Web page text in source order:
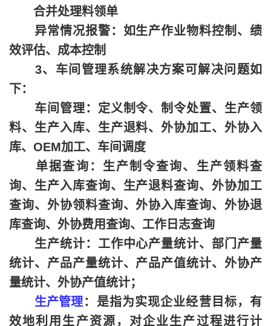
合并处理料领单
异常情况报警：如生产作业物料控制、绩
效评估、成本控制
3、车间管理系统解决方案可解决问题如
下：
车间管理：定义制令、制令处置、生产领
料、生产入库、生产退料、外协加工、外协入
库、OEM加工、车间调度
单据查询：生产制令查询、生产领料查
询、生产入库查询、生产退料查询、外协加工
查询、外协领料查询、外协入库查询、外协退
库查询、外协费用查询、工作日志查询
生产统计：工作中心产量统计、部门产量
统计、产品产量统计、产品产值统计、外协产
量统计、外协产值统计；
生产管理：是指为实现企业经营目标，有
效地利用生产资源，对企业生产过程进行计